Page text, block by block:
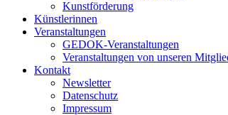
Kunstförderung
Künstlerinnen
Veranstaltungen
GEDOK-Veranstaltungen
Veranstaltungen von unseren
Kontakt
Newsletter
Datenschutz
Impressum